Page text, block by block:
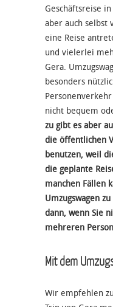
Geschäftsreise
aber auch selbst
eine Reise
und vielerlei
Gera.
besonders
nicht bequem
zu gibt es aber
die öffentlichen
benutzen, weil
die geplante
manchen Fällen
Umzugswagen
dann, wenn Sie
mehreren
Mit dem
Wir empfehlen